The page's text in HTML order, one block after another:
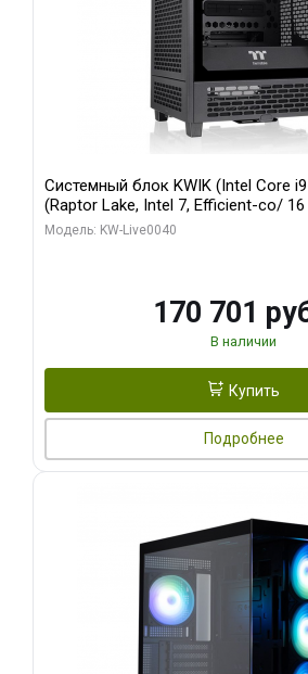
Системный блок KWIK (Intel Core
(Raptor Lake, Intel 7, Efficient-co/
модуля)/ Gigabyte RTX5070 GAMING
Модель: KW-Live0040
170 701
В наличии
Купить
Подробнее